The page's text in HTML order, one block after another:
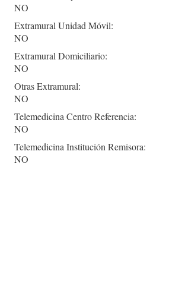
NO
Extramural Unidad Móvil:
NO
Extramural Domiciliario:
NO
Otras Extramural:
NO
Telemedicina Centro Referencia:
NO
Telemedicina Institución Remisora:
NO